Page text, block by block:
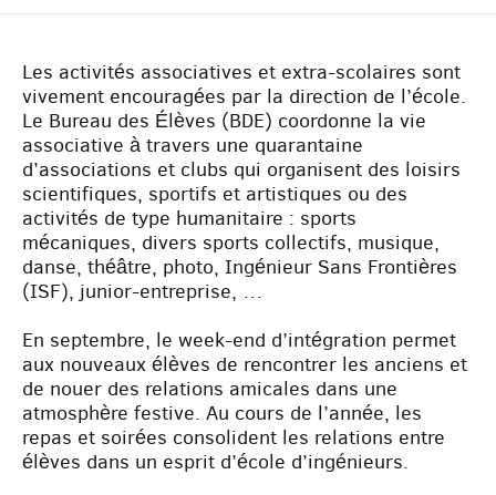
Les activités associatives et extra-scolaires sont
vivement encouragées par la direction de l’école.
Le Bureau des Élèves (BDE) coordonne la vie
associative à travers une quarantaine
d’associations et clubs qui organisent des loisirs
scientifiques, sportifs et artistiques ou des
activités de type humanitaire : sports
mécaniques, divers sports collectifs, musique,
danse, théâtre, photo, Ingénieur Sans Frontières
(ISF), junior-entreprise, …
En septembre, le week-end d’intégration permet
aux nouveaux élèves de rencontrer les anciens et
de nouer des relations amicales dans une
atmosphère festive. Au cours de l’année, les
repas et soirées consolident les relations entre
élèves dans un esprit d’école d’ingénieurs.